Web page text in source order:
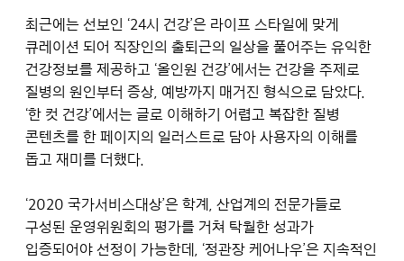
최근에는 선보인 ‘24시 건강’은 라이프 스타일에 맞게
큐레이션 되어 직장인의 출퇴근의 일상을 풀어주는 유익한
건강정보를 제공하고 ‘올인원 건강’에서는 건강을 주제로
질병의 원인부터 증상, 예방까지 매거진 형식으로 담았다.
‘한 컷 건강’에서는 글로 이해하기 어렵고 복잡한 질병
콘텐츠를 한 페이지의 일러스트로 담아 사용자의 이해를
돕고 재미를 더했다.
‘2020 국가서비스대상’은 학계, 산업계의 전문가들로
구성된 운영위원회의 평가를 거쳐 탁월한 성과가
입증되어야 선정이 가능한데, ‘정관장 케어나우’은 지속적인